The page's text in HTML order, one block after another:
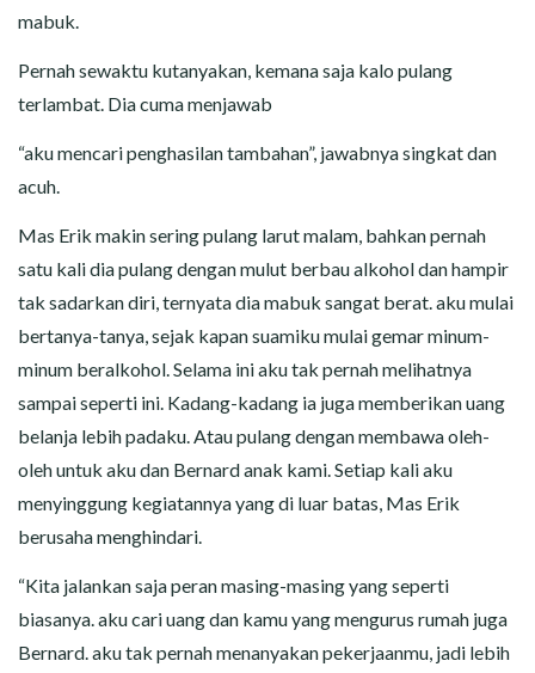
mabuk.
Pernah sewaktu kutanyakan, kemana saja kalo pulang
terlambat. Dia cuma menjawab
“aku mencari penghasilan tambahan”, jawabnya singkat dan
acuh.
Mas Erik makin sering pulang larut malam, bahkan pernah
satu kali dia pulang dengan mulut berbau alkohol dan hampir
tak sadarkan diri, ternyata dia mabuk sangat berat. aku mulai
bertanya-tanya, sejak kapan suamiku mulai gemar minum-
minum beralkohol. Selama ini aku tak pernah melihatnya
sampai seperti ini. Kadang-kadang ia juga memberikan uang
belanja lebih padaku. Atau pulang dengan membawa oleh-
oleh untuk aku dan Bernard anak kami. Setiap kali aku
menyinggung kegiatannya yang di luar batas, Mas Erik
berusaha menghindari.
“Kita jalankan saja peran masing-masing yang seperti
biasanya. aku cari uang dan kamu yang mengurus rumah juga
Bernard. aku tak pernah menanyakan pekerjaanmu, jadi lebih